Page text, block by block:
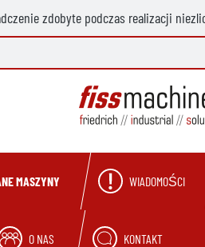
głównej nawigacji
zdobyte podczas realizacji
MASZYNY WIADOMOŚCI
O NAS KONTAKT